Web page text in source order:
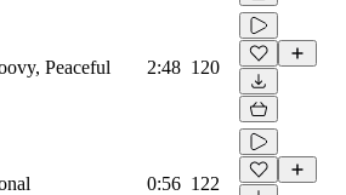
Peaceful 2:48 120
0:56 122